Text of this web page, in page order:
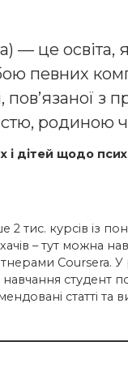
— це освіта,
певних
пов’язаної з
родиною
дітей щодо
курсів із
– тут можна
Coursera.
студент
статті та